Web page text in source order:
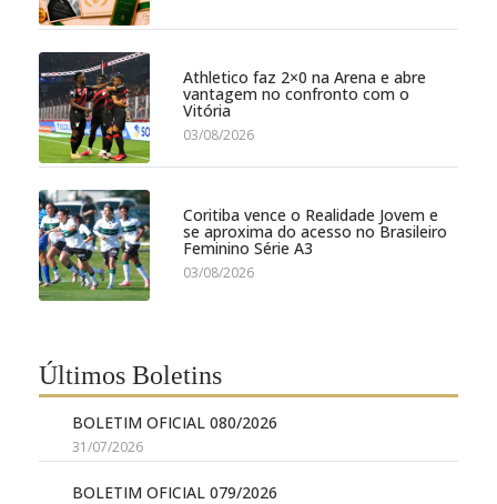
Athletico faz 2×0 na Arena e abre
vantagem no confronto com o
Vitória
03/08/2026
Coritiba vence o Realidade Jovem e
se aproxima do acesso no Brasileiro
Feminino Série A3
03/08/2026
Últimos Boletins
BOLETIM OFICIAL 080/2026
31/07/2026
BOLETIM OFICIAL 079/2026